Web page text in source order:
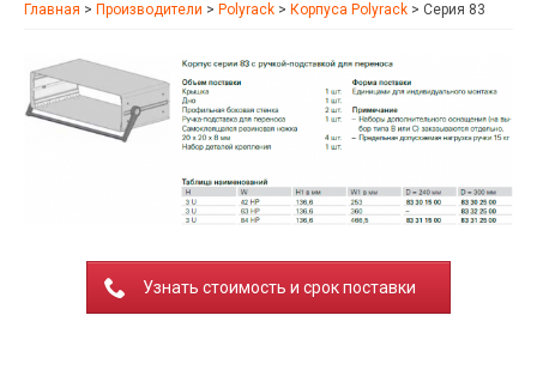
Рынки
Новости
Контакты
Главная > Производители > Polyrack > Корпуса Polyrack > Серия 83
Узнать стоимость и срок поставки